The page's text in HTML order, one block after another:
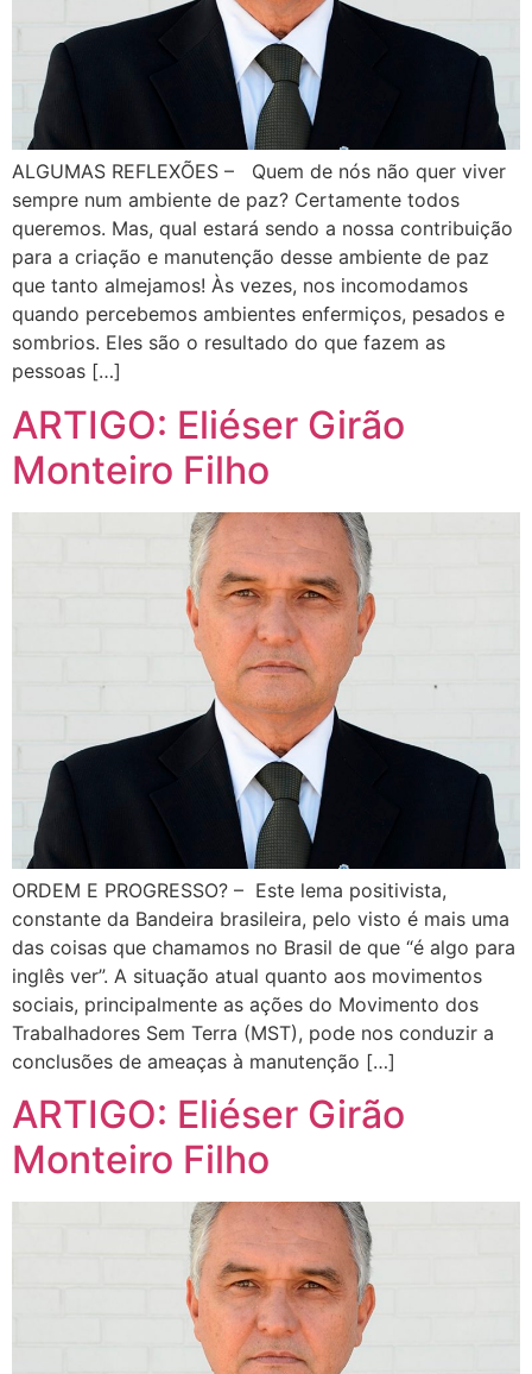
ALGUMAS REFLEXÕES – Quem de nós não quer viver
sempre num ambiente de paz? Certamente todos
queremos. Mas, qual estará sendo a nossa contribuição
para a criação e manutenção desse ambiente de paz
que tanto almejamos! Às vezes, nos incomodamos
quando percebemos ambientes enfermiços, pesados e
sombrios. Eles são o resultado do que fazem as
pessoas […]
ARTIGO: Eliéser Girão
Monteiro Filho
ORDEM E PROGRESSO? – Este lema positivista,
constante da Bandeira brasileira, pelo visto é mais uma
das coisas que chamamos no Brasil de que “é algo para
inglês ver”. A situação atual quanto aos movimentos
sociais, principalmente as ações do Movimento dos
Trabalhadores Sem Terra (MST), pode nos conduzir a
conclusões de ameaças à manutenção […]
ARTIGO: Eliéser Girão
Monteiro Filho